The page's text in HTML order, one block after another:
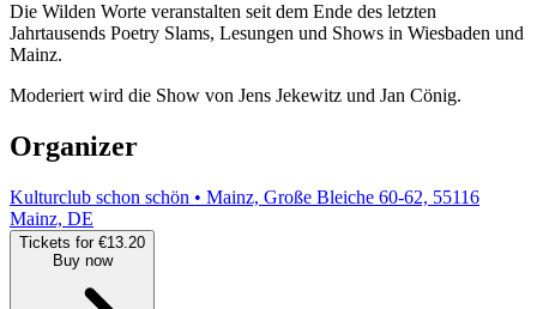
Die Wilden Worte veranstalten seit dem Ende des letzten
Jahrtausends Poetry Slams, Lesungen und Shows in Wiesbaden und
Mainz.
Moderiert wird die Show von Jens Jekewitz und Jan Cönig.
Organizer
Kulturclub schon schön • Mainz, Große Bleiche 60-62, 55116
Mainz, DE
Tickets for €13.20
Buy now